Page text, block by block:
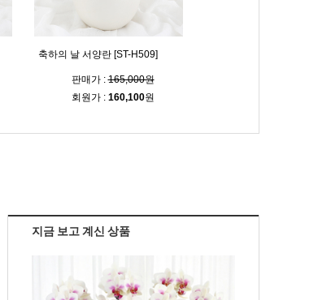
축하의 날 서양란 [ST-H509]
판매가 :165,000원
회원가 : 160,100원
지금 보고 계신 상품